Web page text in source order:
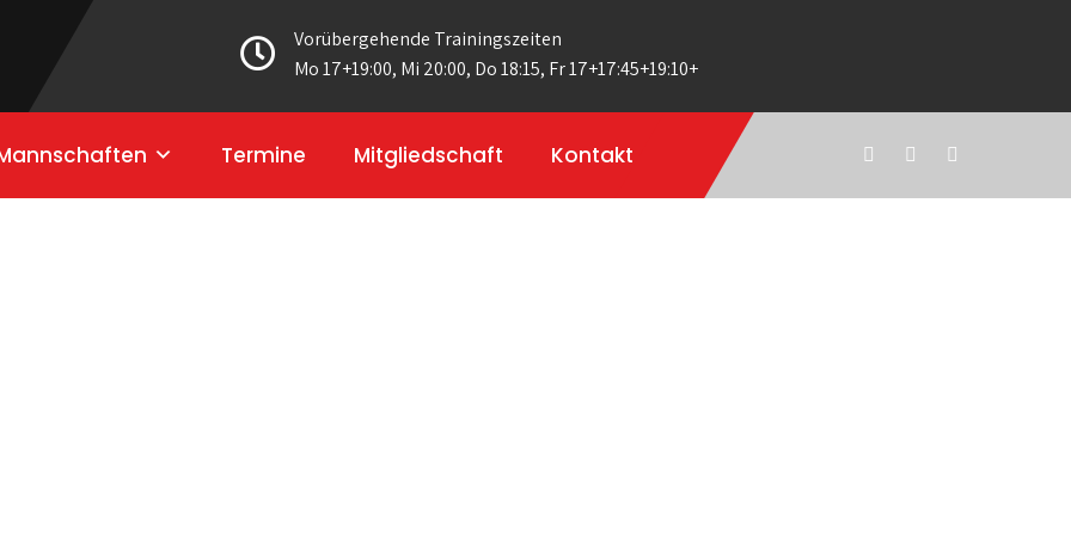
Vorübergehende Trainingszeiten
Mo 17+19:00, Mi 20:00, Do 18:15, Fr 17+17:45+19:10+
Termine Mitgliedschaft Kontakt